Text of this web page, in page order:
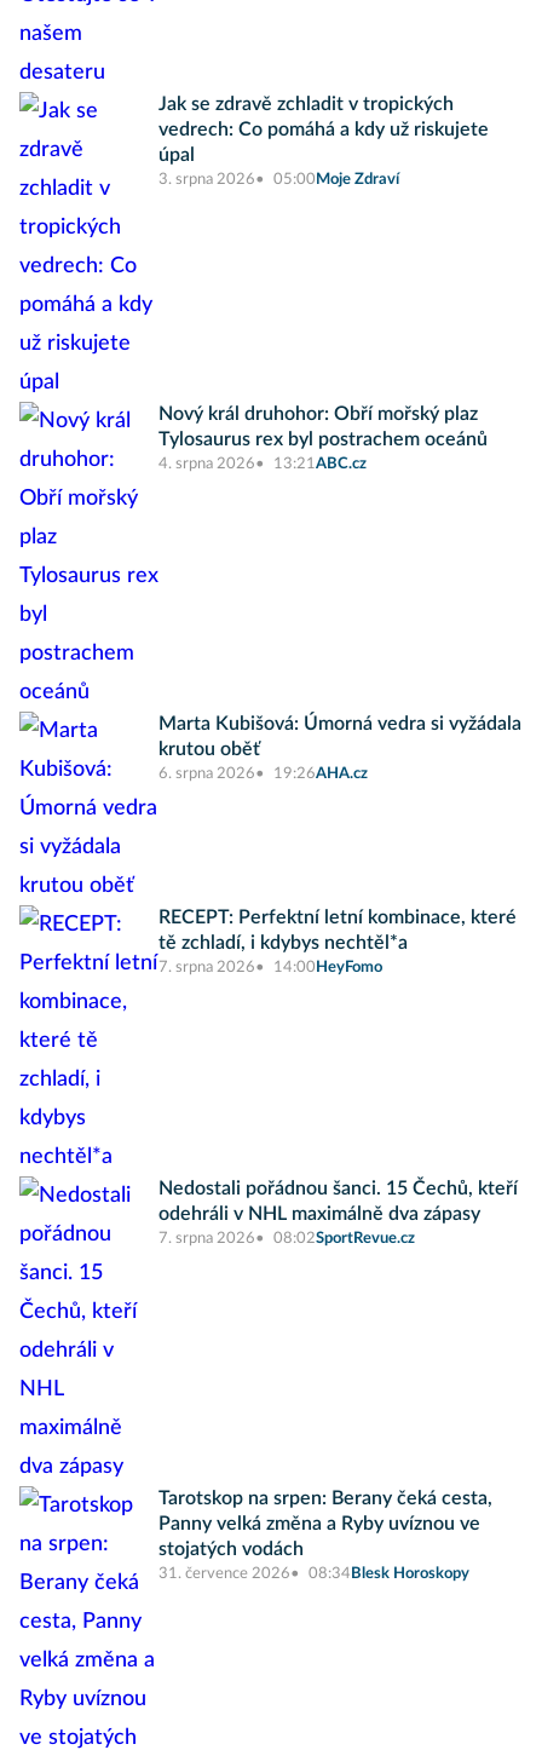
Jak se zdravě zchladit v tropických
vedrech: Co pomáhá a kdy už riskujete
úpal
3. srpna 2026 05:00 Moje Zdraví
Nový král druhohor: Obří mořský plaz
Tylosaurus rex byl postrachem oceánů
4. srpna 2026 13:21ABC.cz
Marta Kubišová: Úmorná vedra si vyžádala
krutou oběť
6. srpna 2026 19:26AHA.cz
RECEPT: Perfektní letní kombinace, které
tě zchladí, i kdybys nechtěl*a
7. srpna 2026 14:00 HeyFomo
Nedostali pořádnou šanci. 15 Čechů, kteří
odehráli v NHL maximálně dva zápasy
7. srpna 2026 08:02SportRevue.cz
Tarotskop na srpen: Berany čeká cesta,
Panny velká změna a Ryby uvíznou ve
stojatých vodách
31. července 2026 08:34 Blesk Horoskopy